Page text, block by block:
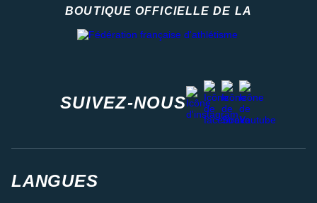
BOUTIQUE OFFICIELLE DE LA
SUIVEZ-NOUS
instagram
facebook
stravayoutube
LANGUES